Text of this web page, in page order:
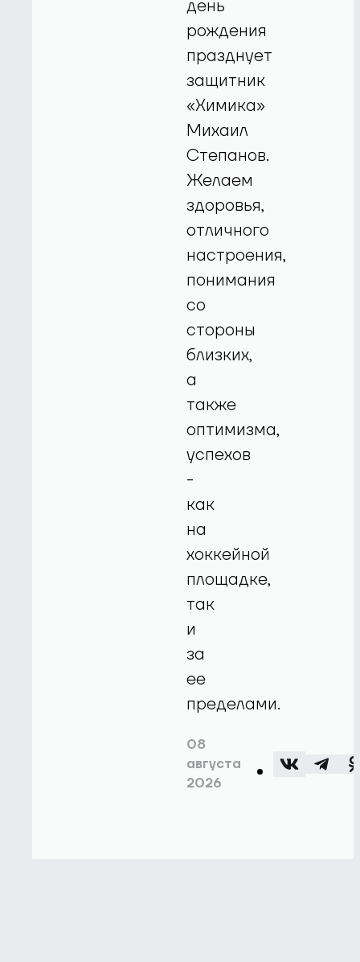
день
рождения
празднует
защитник
«Химика»
Михаил
Степанов.
Желаем
здоровья,
отличного
настроения,
понимания
со
стороны
близких,
а
также
оптимизма,
успехов
-
как
на
хоккейной
площадке,
так
и
за
ее
пределами.
08
августа
2026